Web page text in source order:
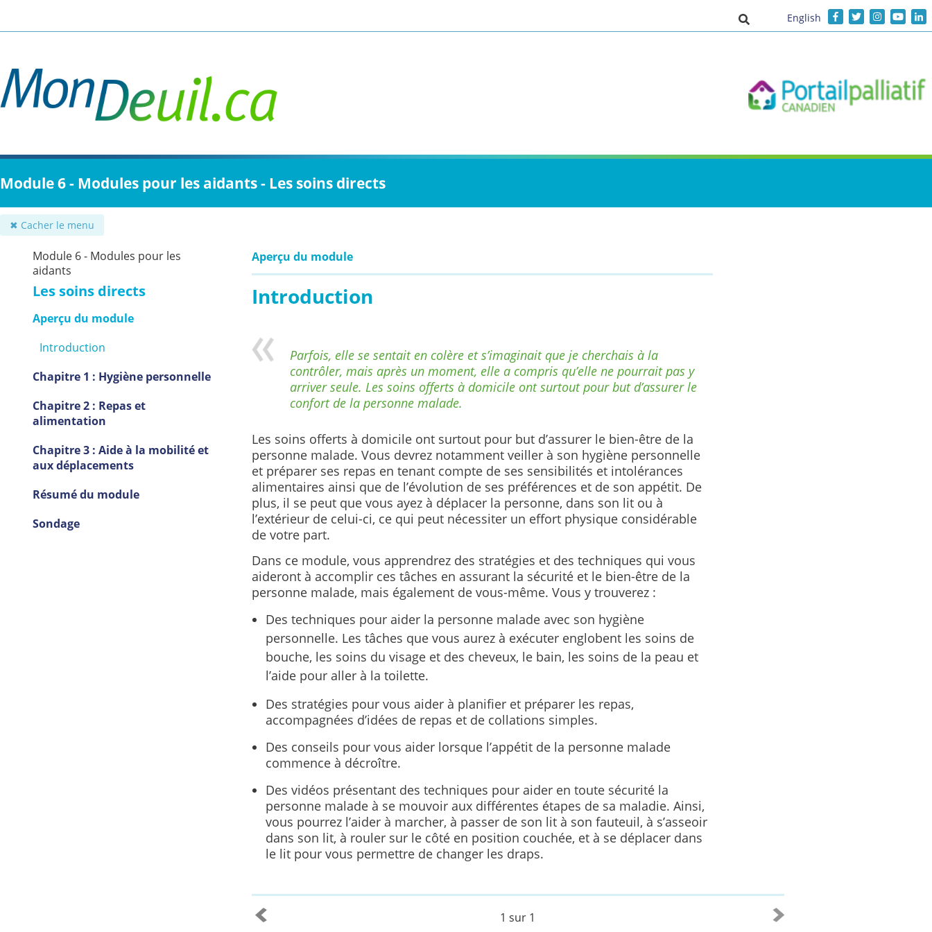
contenu
Activer/désactiver la saisie de
English
Module 6 - Modules pour les aidants - Les soins directs
✖ Cacher le menu
Module 6 - Modules pour les
aidants
Les soins directs
Aperçu du module
Introduction
Chapitre 1 : Hygiène personnelle
Chapitre 2 : Repas et
alimentation
Chapitre 3 : Aide à la mobilité et
aux déplacements
Résumé du module
Sondage
Aperçu du module
Introduction
Parfois, elle se sentait en colère et s’imaginait que je cherchais à la
contrôler, mais après un moment, elle a compris qu’elle ne pourrait pas y
arriver seule. Les soins offerts à domicile ont surtout pour but d’assurer le
confort de la personne malade.
Les soins offerts à domicile ont surtout pour but d’assurer le bien-être de la
personne malade. Vous devrez notamment veiller à son hygiène personnelle
et préparer ses repas en tenant compte de ses sensibilités et intolérances
alimentaires ainsi que de l’évolution de ses préférences et de son appétit. De
plus, il se peut que vous ayez à déplacer la personne, dans son lit ou à
l’extérieur de celui-ci, ce qui peut nécessiter un effort physique considérable
de votre part.
Dans ce module, vous apprendrez des stratégies et des techniques qui vous
aideront à accomplir ces tâches en assurant la sécurité et le bien-être de la
personne malade, mais également de vous-même. Vous y trouverez :
Des techniques pour aider la personne malade avec son hygiène
personnelle. Les tâches que vous aurez à exécuter englobent les soins de
bouche, les soins du visage et des cheveux, le bain, les soins de la peau et
l’aide pour aller à la toilette.
Des stratégies pour vous aider à planifier et préparer les repas,
accompagnées d’idées de repas et de collations simples.
Des conseils pour vous aider lorsque l’appétit de la personne malade
commence à décroître.
Des vidéos présentant des techniques pour aider en toute sécurité la
personne malade à se mouvoir aux différentes étapes de sa maladie. Ainsi,
vous pourrez l’aider à marcher, à passer de son lit à son fauteuil, à s’asseoir
dans son lit, à rouler sur le côté en position couchée, et à se déplacer dans
le lit pour vous permettre de changer les draps.
1 sur 1